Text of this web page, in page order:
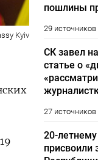
Kyiv